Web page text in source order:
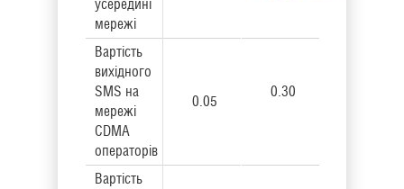
усередині
мережі
Вартість
вихідного
SMS на
мережі
CDMA
операторів
0.05
0.30
Вартість